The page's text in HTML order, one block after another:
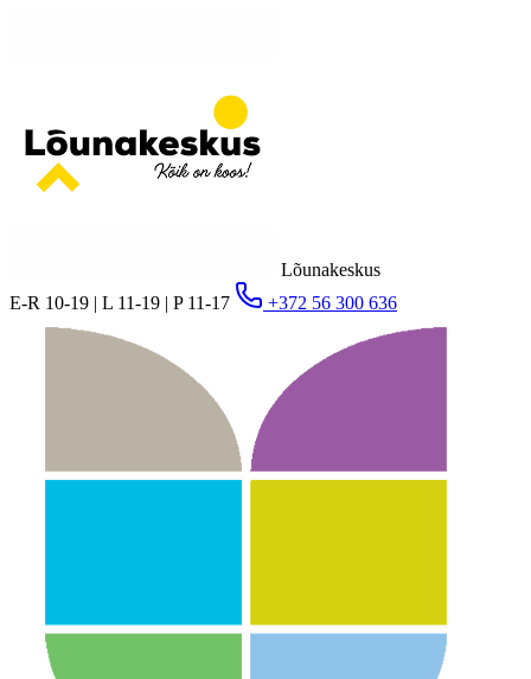
Lõunakeskus
E-R 10-19 | L 11-19 | P 11-17
+372 56 300 636